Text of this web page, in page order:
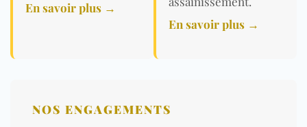
En savoir plus →
En savoir plus →
NOS ENGAGEMENTS